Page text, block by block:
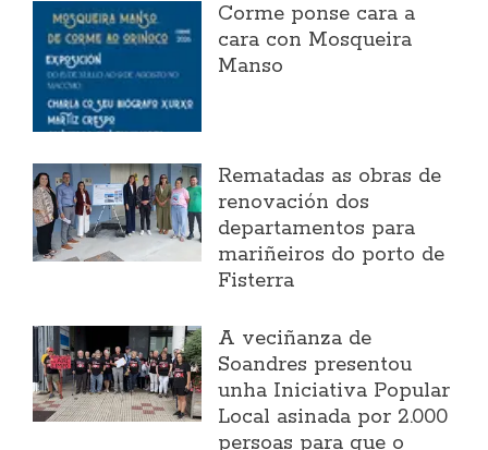
Corme ponse cara a
cara con Mosqueira
Manso
Rematadas as obras de
renovación dos
departamentos para
mariñeiros do porto de
Fisterra
A veciñanza de
Soandres presentou
unha Iniciativa Popular
Local asinada por 2.000
persoas para que o